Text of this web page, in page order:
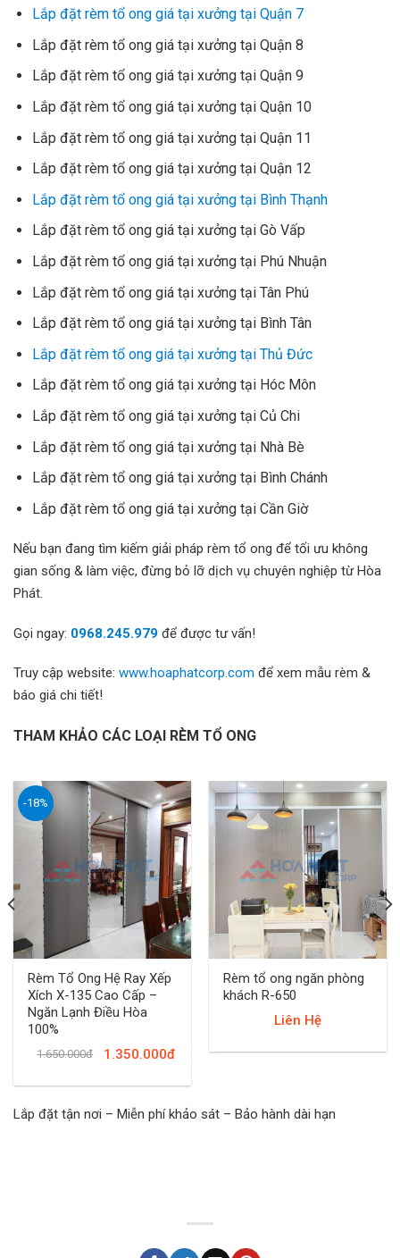
Lắp đặt rèm tổ ong giá tại xưởng tại Quận 7
Lắp đặt rèm tổ ong giá tại xưởng tại Quận 8
Lắp đặt rèm tổ ong giá tại xưởng tại Quận 9
Lắp đặt rèm tổ ong giá tại xưởng tại Quận 10
Lắp đặt rèm tổ ong giá tại xưởng tại Quận 11
Lắp đặt rèm tổ ong giá tại xưởng tại Quận 12
Lắp đặt rèm tổ ong giá tại xưởng tại Bình Thạnh
Lắp đặt rèm tổ ong giá tại xưởng tại Gò Vấp
Lắp đặt rèm tổ ong giá tại xưởng tại Phú Nhuận
Lắp đặt rèm tổ ong giá tại xưởng tại Tân Phú
Lắp đặt rèm tổ ong giá tại xưởng tại Bình Tân
Lắp đặt rèm tổ ong giá tại xưởng tại Thủ Đức
Lắp đặt rèm tổ ong giá tại xưởng tại Hóc Môn
Lắp đặt rèm tổ ong giá tại xưởng tại Củ Chi
Lắp đặt rèm tổ ong giá tại xưởng tại Nhà Bè
Lắp đặt rèm tổ ong giá tại xưởng tại Bình Chánh
Lắp đặt rèm tổ ong giá tại xưởng tại Cần Giờ
Nếu bạn đang tìm kiếm giải pháp rèm tổ ong để tối ưu không
gian sống & làm việc, đừng bỏ lỡ dịch vụ chuyên nghiệp từ Hòa
Phát.
Gọi ngay: 0968.245.979 để được tư vấn!
Truy cập website: www.hoaphatcorp.com để xem mẫu rèm &
báo giá chi tiết!
THAM KHẢO CÁC LOẠI RÈM TỔ ONG
-18%
Rèm Tổ Ong Hệ Ray Xếp
Xích X-135 Cao Cấp –
Ngăn Lạnh Điều Hòa
100%
1.350.000đ
1.650.000đ
Rèm tổ ong ngăn phòng
khách R-650
Liên Hệ
Lắp đặt tận nơi – Miễn phí khảo sát – Bảo hành dài hạn